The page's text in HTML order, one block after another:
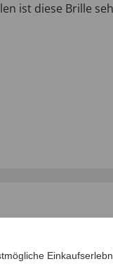
ist diese Brille